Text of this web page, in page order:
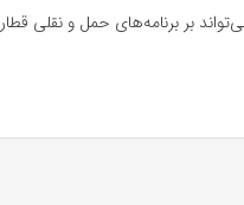
بر برنامه‌های حمل و نقلی